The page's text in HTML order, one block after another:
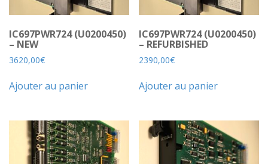
IC697PWR724 (U0200450)
– NEW
3620,00€
Ajouter au panier
IC697PWR724 (U0200450)
– REFURBISHED
2390,00€
Ajouter au panier